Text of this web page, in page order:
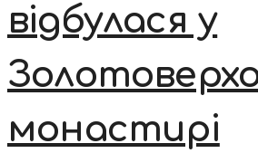
відбулася у
монастирі